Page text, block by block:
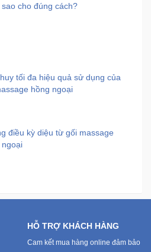
cho đúng cách?
tối đa hiệu quả sử dụng của
hồng ngoại
điều kỳ diệu từ gối massage
ngoại
HỖ TRỢ KHÁCH HÀNG
Cam kết mua hàng online đảm bảo